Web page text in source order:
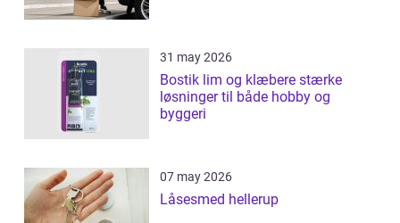
31 may 2026
Bostik lim og klæbere stærke
løsninger til både hobby og
byggeri
07 may 2026
Låsesmed hellerup